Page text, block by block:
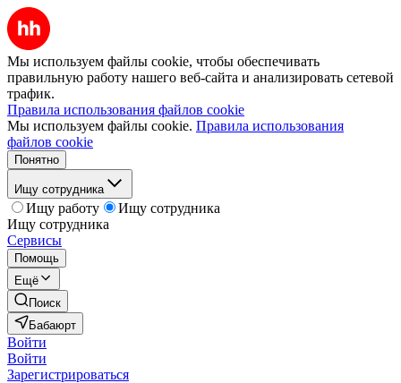
Мы используем файлы cookie, чтобы обеспечивать
правильную работу нашего веб-сайта и анализировать сетевой
трафик.
Правила использования файлов cookie
Мы используем файлы cookie. Правила использования
файлов cookie
Понятно
Ищу сотрудника
Ищу работу
Ищу сотрудника
Ищу сотрудника
Сервисы
Помощь
Ещё
Поиск
Бабаюрт
Войти
Войти
Зарегистрироваться